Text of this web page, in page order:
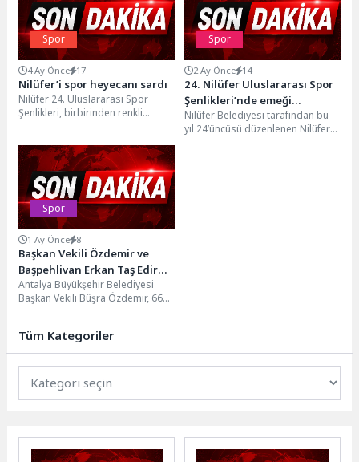
Spor
4 Ay Önce 17
Nilüfer’i spor heyecanı sardı
Nilüfer 24. Uluslararası Spor
Şenlikleri, birbirinden renkli
sergileyen...
Spor
2 Ay Önce 14
24. Nilüfer Uluslararası Spor
Şenlikleri’nde emeği
geçenlere teşekkür
Nilüfer Belediyesi tarafından bu
yıl 24’üncüsü düzenlenen Nilüfer
Spor
1 Ay Önce 8
Başkan Vekili Özdemir ve
Başpehlivan Erkan Taş Edirne
Belediyesi’ni ziyaret etti
Antalya Büyükşehir Belediyesi
Başkan Vekili Büşra Özdemir, 665.
Tüm Kategoriler